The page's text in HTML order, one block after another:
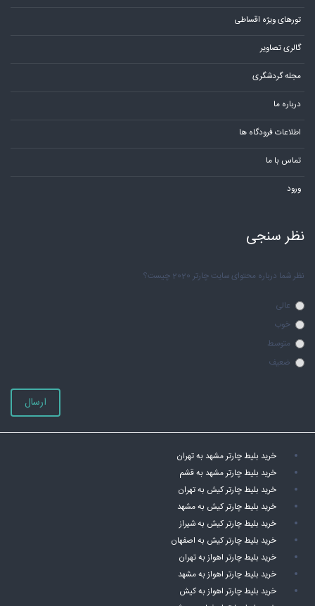
تورهای ویژه اقساطی
گالری تصاویر
مجله گردشگری
درباره ما
اطلاعات فرودگاه ها
تماس با ما
ورود
نظر سنجی
نظر شما درباره محتوای سایت چارتر 2020 چیست؟
عالی
خوب
متوسط
ضعیف
ارسال
خرید بلیط چارتر مشهد به تهران
خرید بلیط چارتر مشهد به قشم
خرید بلیط چارتر کیش به تهران
خرید بلیط چارتر کیش به مشهد
خرید بلیط چارتر کیش به شیراز
خرید بلیط چارتر کیش به اصفهان
خرید بلیط چارتر اهواز به تهران
خرید بلیط چارتر اهواز به مشهد
خرید بلیط چارتر اهواز به کیش